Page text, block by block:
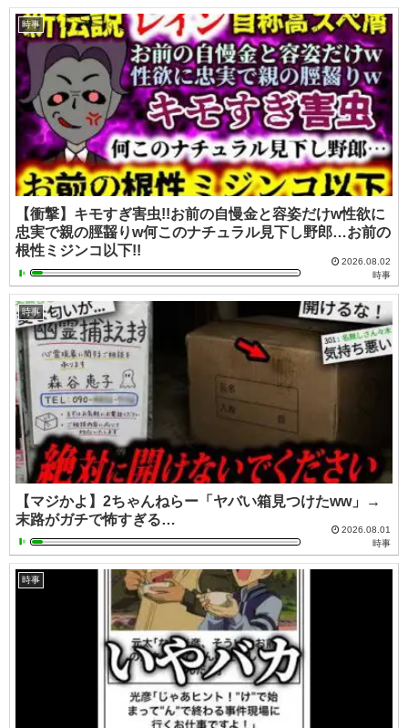
時事
【衝撃】キモすぎ害虫!!お前の自慢金と容姿だけw性欲に
忠実で親の脛齧りw何このナチュラル見下し野郎…お前の
根性ミジンコ以下!!
2026.08.02
時事
時事
【マジかよ】2ちゃんねらー「ヤバい箱見つけたww」→
末路がガチで怖すぎる…
2026.08.01
時事
時事